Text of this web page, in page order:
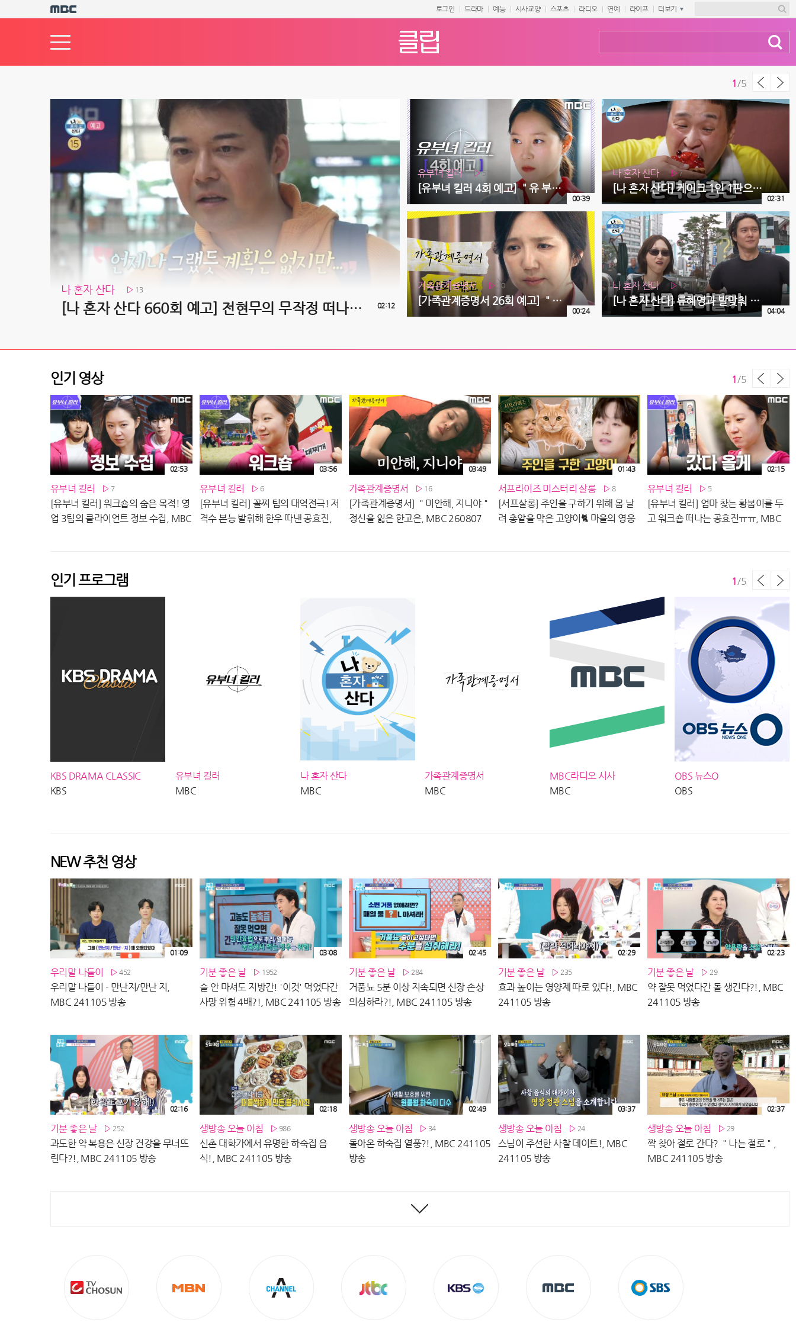
로그인 드라마 예능 시사교양 스포츠 라디오 연예 라이프 더보기
나 혼자 산다 13
[나 혼자 산다 660회 예고] 전현무의 무작정 떠나는 여행!✈ & 동료 배우이자 절친 현봉식을 만난 박경혜👭, MBC 260814 방송 02:12
유부녀 킬러 57
[유부녀 킬러 4회 예고] ＂유 부장님이 제일 위험한 포지션인 거네요＂, MBC 260808 방송
00:39
나 혼자 산다 7
[나 혼자 산다] 케이크 1인 1판으로 마무리를 장식하는 구성환X김신영X이선민🎂 사전 수요 조사까지 완벽하게!, MBC 260807 방송
02:31
가족관계증명서 20
[가족관계증명서 26회 예고] ＂나랑 같이 살자 그럼＂, MBC 260810 방송
00:24
나 혼자 산다 12
[나 혼자 산다] 류혜영과 발맞춰 걷는 고경표🚶 소소하게 나눠보는 요즘 근황, MBC 260807 방송
04:04
1 /5
인기 영상
유부녀 킬러 7
[유부녀 킬러] 워크숍의 숨은 목적! 영
업 3팀의 클라이언트 정보 수집, MBC
02:53
유부녀 킬러 6
[유부녀 킬러] 꼴찌 팀의 대역전극! 저
격수 본능 발휘해 한우 따낸 공효진,
03:56
가족관계증명서 16
[가족관계증명서] ＂미안해, 지니야＂
정신을 잃은 한고은, MBC 260807
03:49
서프라이즈 미스터리 살롱 8
[서프살롱] 주인을 구하기 위해 몸 날
려 총알을 막은 고양이🐈 마을의 영웅
01:43
유부녀 킬러 5
[유부녀 킬러] 엄마 찾는 황봄이를 두
고 워크숍 떠나는 공효진ㅠㅠ, MBC
02:15
1/5
인기 프로그램
KBS DRAMA CLASSIC
KBS
유부녀 킬러
MBC
나 혼자 산다
MBC
가족관계증명서
MBC
MBC라디오 시사
MBC
OBS 뉴스O
OBS
1/5
NEW 추천 영상
우리말 나들이 452
우리말 나들이 - 만난지/만난 지,
MBC 241105 방송
01:09
기분 좋은 날 1952
술 안 마셔도 지방간! '이것' 먹었다간
사망 위험 4배?!, MBC 241105 방송
03:08
기분 좋은 날 284
거품뇨 5분 이상 지속되면 신장 손상
의심하라?!, MBC 241105 방송
02:45
기분 좋은 날 235
효과 높이는 영양제 따로 있다!, MBC
241105 방송
02:29
기분 좋은 날 29
약 잘못 먹었다간 돌 생긴다?!, MBC
241105 방송
02:23
기분 좋은 날 252
과도한 약 복용은 신장 건강을 무너뜨
린다?!, MBC 241105 방송
02:16
생방송 오늘 아침 986
신촌 대학가에서 유명한 하숙집 음
식!, MBC 241105 방송
02:18
생방송 오늘 아침 34
돌아온 하숙집 열풍?!, MBC 241105
방송
02:49
생방송 오늘 아침 24
스님이 주선한 사찰 데이트!, MBC
241105 방송
03:37
생방송 오늘 아침 29
짝 찾아 절로 간다? ＂나는 절로＂,
MBC 241105 방송
02:37